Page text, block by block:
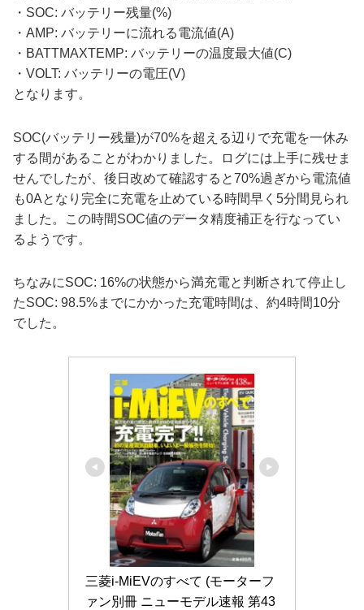
・SOC: バッテリー残量(%)
・AMP: バッテリーに流れる電流値(A)
・BATTMAXTEMP: バッテリーの温度最大値(C)
・VOLT: バッテリーの電圧(V)
となります。
SOC(バッテリー残量)が70%を超える辺りで充電を一休み
する間があることがわかりました。ログには上手に残せま
せんでしたが、後日改めて確認すると70%過ぎから電流値
も0Aとなり完全に充電を止めている時間早く5分間見られ
ました。この時間SOC値のデータ精度補正を行なってい
るようです。
ちなみにSOC: 16%の状態から満充電と判断されて停止し
たSOC: 98.5%までにかかった充電時間は、約4時間10分
でした。
三菱i-MiEVのすべて (モーターフ
ァン別冊 ニューモデル速報 第43